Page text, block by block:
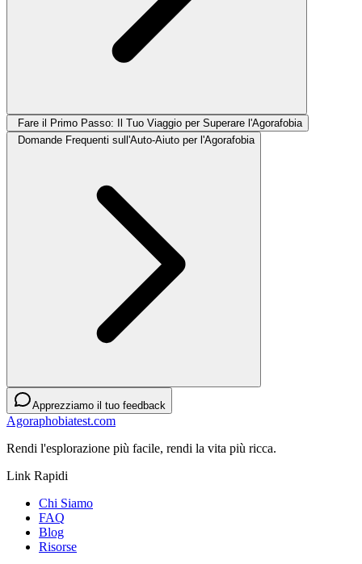
Fare il Primo Passo: Il Tuo Viaggio per Superare l'Agorafobia
Domande Frequenti sull'Auto-Aiuto per l'Agorafobia
Apprezziamo il tuo feedback
Agoraphobiatest.com
Rendi l'esplorazione più facile, rendi la vita più ricca.
Link Rapidi
Chi Siamo
FAQ
Blog
Risorse